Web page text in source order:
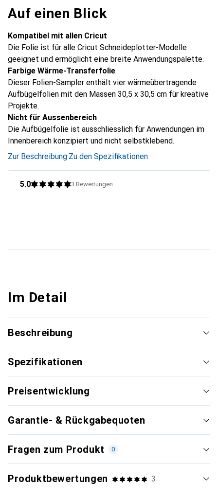
Auf einen Blick
Kompatibel mit allen Cricut
Die Folie ist für alle Cricut Schneideplotter-Modelle
geeignet und ermöglicht eine breite Anwendungspalette.
Farbige Wärme-Transferfolie
Dieser Folien-Sampler enthält vier wärmeübertragende
Aufbügelfolien mit den Massen 30,5 x 30,5 cm für kreative
Projekte.
Nicht für Aussenbereich
Die Aufbügelfolie ist ausschliesslich für Anwendungen im
Innenbereich konzipiert und nicht selbstklebend.
Zur Beschreibung·Zu den Spezifikationen
5.0 3 Bewertungen
Im Detail
Beschreibung
Spezifikationen
Preisentwicklung
Garantie- & Rückgabequoten
Fragen zum Produkt 0
Produktbewertungen 3